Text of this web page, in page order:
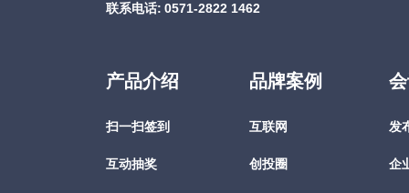
联系电话: 0571-2822 1462
产品介绍
扫一扫签到
互动抽奖
品牌案例
互联网
创投圈
发
企